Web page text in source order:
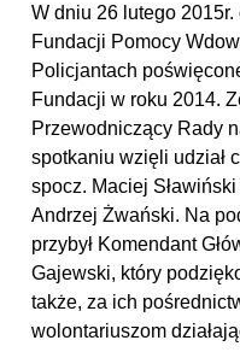
W dniu 26 lutego
Fundacji Pomocy
Policjantach
Fundacji w roku 2014.
Przewodniczący Rady
spotkaniu wzięli udział
spocz. Maciej
Andrzej Żwański. Na
przybył Komendant
Gajewski, który
także, za ich
wolontariuszom